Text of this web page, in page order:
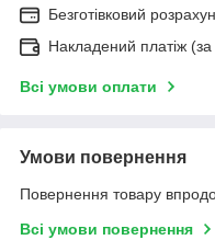
Безготівковий
Накладений платіж
Всі умови оплати
Умови повернення
Повернення товару
Всі умови повернення